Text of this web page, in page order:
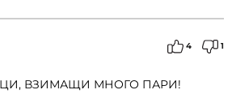
4 1
ВЗИМАЩИ МНОГО ПАРИ!